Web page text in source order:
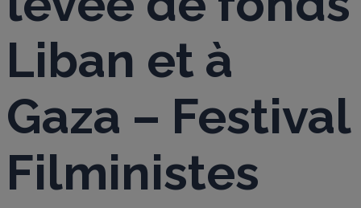
Liban et à
Gaza – Festival
Filministes